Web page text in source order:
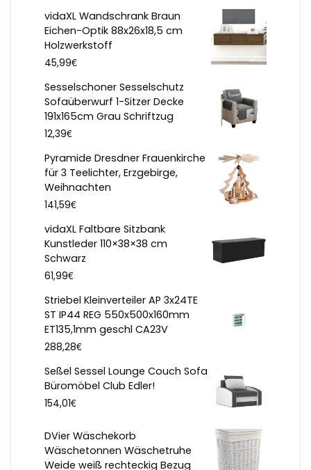
vidaXL Wandschrank Braun
Eichen-Optik 88x26x18,5 cm
Holzwerkstoff
45,99€
Sesselschoner Sesselschutz
Sofaüberwurf 1-Sitzer Decke
191x165cm Grau Schriftzug
12,39€
Pyramide Dresdner Frauenkirche
für 3 Teelichter, Erzgebirge,
Weihnachten
141,59€
vidaXL Faltbare Sitzbank
Kunstleder 110×38×38 cm
Schwarz
61,99€
Striebel Kleinverteiler AP 3x24TE
ST IP44 REG 550x500x160mm
ET135,1mm geschl CA23V
288,28€
Seßel Sessel Lounge Couch Sofa
Büromöbel Club Edler!
154,01€
DVier Wäschekorb
Wäschetonnen Wäschetruhe
Weide weiß rechteckig Bezug